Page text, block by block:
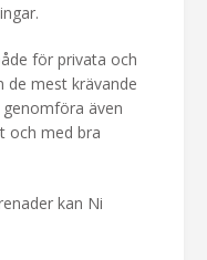
för privata och
de mest krävande
även
och med bra
kan Ni